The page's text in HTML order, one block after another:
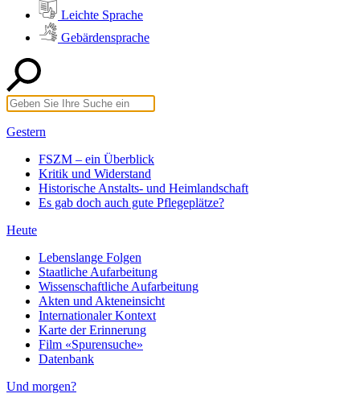
Leichte Sprache
Gebärdensprache
Gestern
FSZM – ein Überblick
Kritik und Widerstand
Historische Anstalts- und Heimlandschaft
Es gab doch auch gute Pflegeplätze?
Heute
Lebenslange Folgen
Staatliche Aufarbeitung
Wissenschaftliche Aufarbeitung
Akten und Akteneinsicht
Internationaler Kontext
Karte der Erinnerung
Film «Spurensuche»
Datenbank
Und morgen?